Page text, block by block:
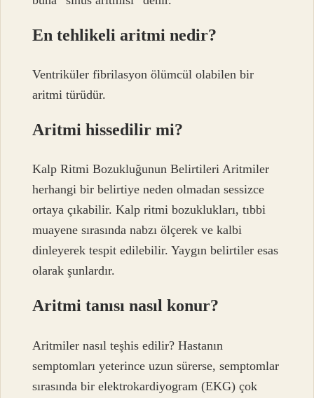
En tehlikeli aritmi nedir?
Ventriküler fibrilasyon ölümcül olabilen bir
aritmi türüdür.
Aritmi hissedilir mi?
Kalp Ritmi Bozukluğunun Belirtileri Aritmiler
herhangi bir belirtiye neden olmadan sessizce
ortaya çıkabilir. Kalp ritmi bozuklukları, tıbbi
muayene sırasında nabzı ölçerek ve kalbi
dinleyerek tespit edilebilir. Yaygın belirtiler esas
olarak şunlardır.
Aritmi tanısı nasıl konur?
Aritmiler nasıl teşhis edilir? Hastanın
semptomları yeterince uzun sürerse, semptomlar
sırasında bir elektrokardiyogram (EKG) çok